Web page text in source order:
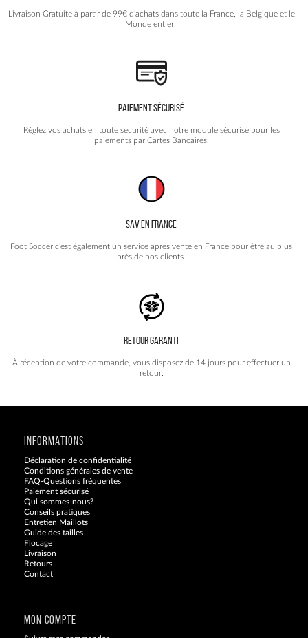
Livraison Gratuite à partir de 99€ d'achats dans toute la France, la Belgique et le
Monde entier !
PAIEMENT SÉCURISÉ
Réglez vos achats en toute sécurité avec notre module sécurisé pour les
paiements par Cartes Bancaires.
SAV EN FRANCE
Foot Soccer c'est également un service après vente en France pour être au plus
près de nos clients.
RETOUR GARANTI
À réception de votre commande, vous disposez de 14 jours pour effectuer un
retour.
INFORMATIONS
Déclaration de confidentialité
Conditions générales de vente
FAQ-Questions fréquentes
Paiement sécurisé
Qui sommes-nous?
Conseils pratiques
Entretien Maillots
Guide des tailles
Flocage
Livraison
Retours
Contact
MON COMPTE